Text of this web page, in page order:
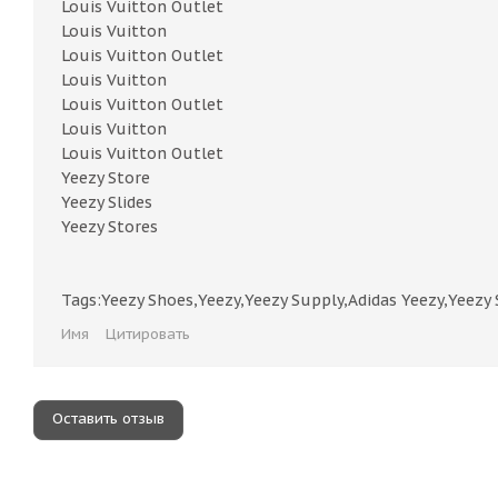
Louis Vuitton Outlet
Louis Vuitton
Louis Vuitton Outlet
Louis Vuitton
Louis Vuitton Outlet
Louis Vuitton
Louis Vuitton Outlet
Yeezy Store
Yeezy Slides
Yeezy Stores
Tags:Yeezy Shoes,Yeezy,Yeezy Supply,Adidas Yeezy,Yeezy
Имя Цитировать
Оставить отзыв